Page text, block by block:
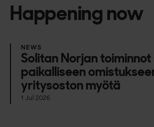
Happening now
NEWS
Solitan Norjan
paikalliseen
yritysoston myötä
1 Jul 2026